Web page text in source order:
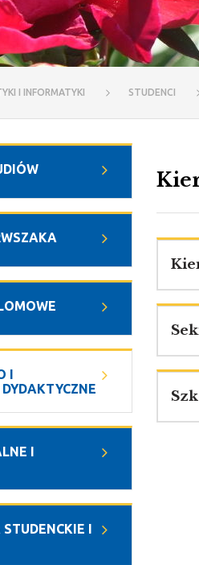
I INFORMATYKI STUDENCI
I
I
I